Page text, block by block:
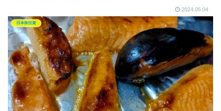
2024.05.04
日本株投資